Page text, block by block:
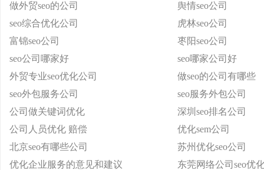
做外贸seo的公司
舆情seo公司
seo综合优化公司
虎林seo公司
富锦seo公司
枣阳seo公司
seo公司哪家好
seo哪家公司好
外贸专业seo优化公司
做seo的公司有哪些
seo外包服务公司
seo服务外包公司
公司做关键词优化
深圳seo排名公司
公司人员优化 赔偿
优化sem公司
北京seo有哪些公司
苏州优化seo公司
优化企业服务的意见和建议
东莞网络公司seo优